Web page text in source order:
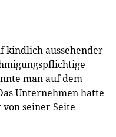
kindlich aussehender
man auf dem
Unternehmen hatte
seiner Seite